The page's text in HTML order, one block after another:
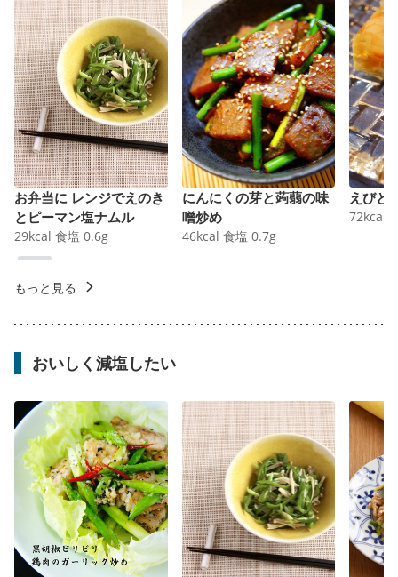
お弁当に レンジでえのき
とピーマン塩ナムル
29kcal 食塩 0.6g
にんにくの芽と蒟蒻の味
噌炒め
46kcal 食塩 0.7g
えびと
72kcal
もっと見る
おいしく減塩したい